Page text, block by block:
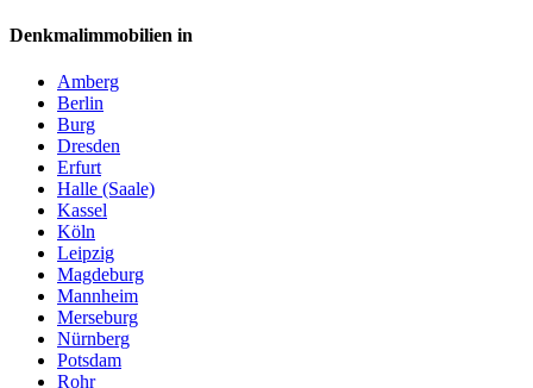
Denkmalimmobilien in
Amberg
Berlin
Burg
Dresden
Erfurt
Halle (Saale)
Kassel
Köln
Leipzig
Magdeburg
Mannheim
Merseburg
Nürnberg
Potsdam
Rohr